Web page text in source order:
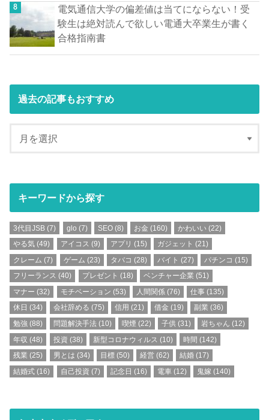
電気通信大学の偏差値は当てにならない！受
験生は絶対読んで欲しい電通大卒業生が書く
合格指南書
過去の記事もおすすめ
キーワードから探す
3代目JSB (7) glo (7) SEO(8) お金 (160) かわいい (22)
やる気 (49) アイコス (9) アプリ (15) ガジェット (21)
クレーム (7) ゲーム (23) タバコ (28) バイト (27) パチンコ (15)
フリーランス (40) プレゼント (18) ベンチャー企業 (51)
マナー (32) モチベーション (53) 人間関係(76) 仕事 (135)
休日 (34) 会社辞める (75) 信用 (21) 借金 (19) 副業 (36)
勉強 (88) 問題解決手法 (10) 喫煙 (22) 子供 (31) 岩ちゃん (12)
年収 (48) 投資 (38) 新型コロナウィルス (10) 時間 (142)
残業 (25) 男とは (34) 目標(50) 経営 (62) 結婚 (17)
結婚式 (16) 自己投資 (7) 記念日 (16) 電車 (12) 鬼嫁 (140)